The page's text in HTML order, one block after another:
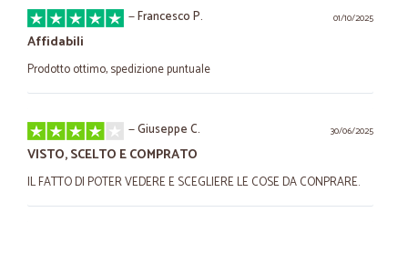
01/10/2025
—Francesco P.
Affidabili
Prodotto ottimo, spedizione puntuale
30/06/2025
—Giuseppe C.
VISTO, SCELTO E COMPRATO
IL FATTO DI POTER VEDERE E SCEGLIERE LE COSE DA CONPRARE.